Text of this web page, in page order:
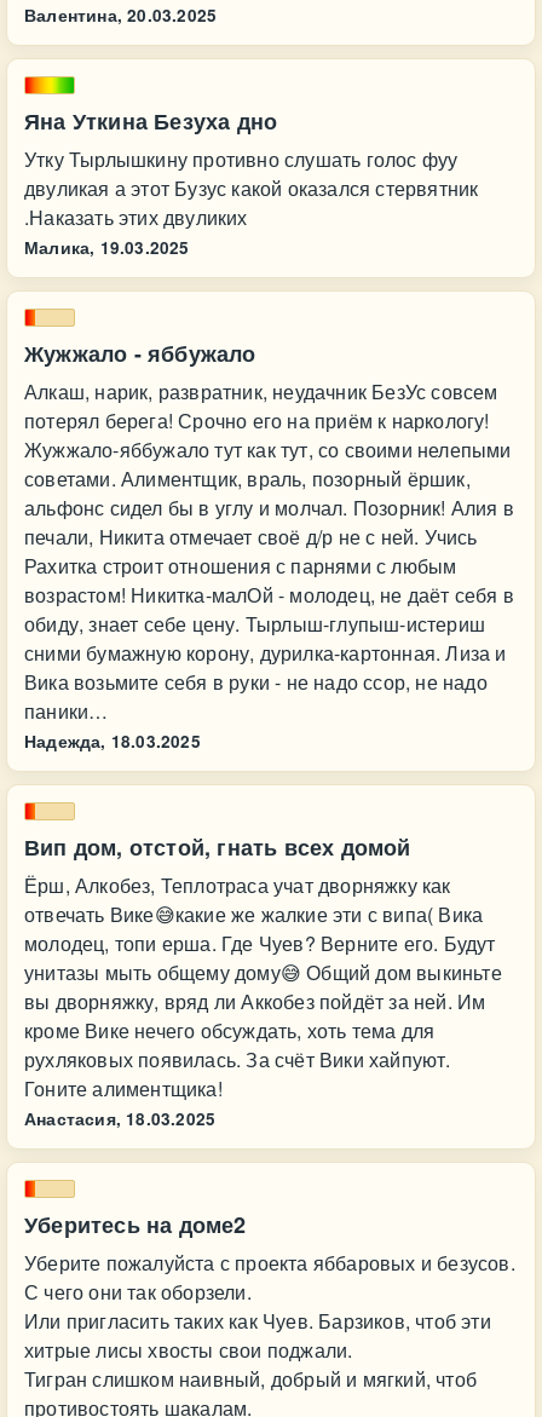
Валентина, 20.03.2025
Яна Уткина Безуха дно
Утку Тырлышкину противно слушать голос фуу
двуликая а этот Бузус какой оказался стервятник
.Наказать этих двуликих
Малика, 19.03.2025
Жужжало - яббужало
Алкаш, нарик, развратник, неудачник БезУс совсем
потерял берега! Срочно его на приём к наркологу!
Жужжало-яббужало тут как тут, со своими нелепыми
советами. Алиментщик, враль, позорный ёршик,
альфонс сидел бы в углу и молчал. Позорник! Алия в
печали, Никита отмечает своё д/р не с ней. Учись
Рахитка строит отношения с парнями с любым
возрастом! Никитка-малОй - молодец, не даёт себя в
обиду, знает себе цену. Тырлыш-глупыш-истериш
сними бумажную корону, дурилка-картонная. Лиза и
Вика возьмите себя в руки - не надо ссор, не надо
паники…
Надежда, 18.03.2025
Вип дом, отстой, гнать всех домой
Ёрш, Алкобез, Теплотраса учат дворняжку как
отвечать Вике😅какие же жалкие эти с випа( Вика
молодец, топи ерша. Где Чуев? Верните его. Будут
унитазы мыть общему дому😅 Общий дом выкиньте
вы дворняжку, вряд ли Аккобез пойдёт за ней. Им
кроме Вике нечего обсуждать, хоть тема для
рухляковых появилась. За счёт Вики хайпуют.
Гоните алиментщика!
Анастасия, 18.03.2025
Уберитесь на доме2
Уберите пожалуйста с проекта яббаровых и безусов.
С чего они так оборзели.
Или пригласить таких как Чуев. Барзиков, чтоб эти
хитрые лисы хвосты свои поджали.
Тигран слишком наивный, добрый и мягкий, чтоб
противостоять шакалам.